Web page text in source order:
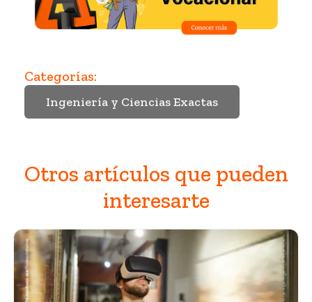
Categorías:
Ingeniería y Ciencias Exactas
Otros artículos que pueden
interesarte